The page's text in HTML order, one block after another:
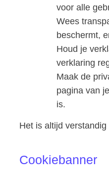
voor alle
Wees
beschermt,
Houd je
verklaring
Maak de
pagina van
is.
Het is altijd
Cookiebanner